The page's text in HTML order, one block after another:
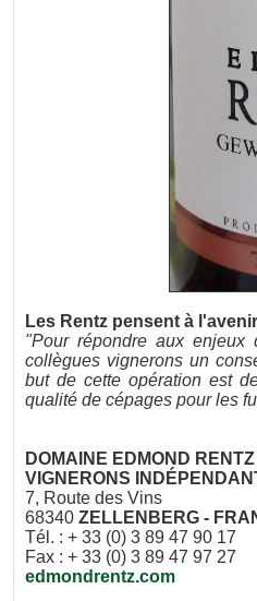
Les Rentz pensent à
"Pour répondre aux enjeux
collègues vignerons un
but de cette opération est
qualité de cépages pour les
DOMAINE EDMOND RENTZ
VIGNERONS
7, Route des Vins
68340 ZELLENBERG -
Tél. : + 33 (0) 3 89 47 90 17
Fax : + 33 (0) 3 89 47 97 27
edmondrentz.com